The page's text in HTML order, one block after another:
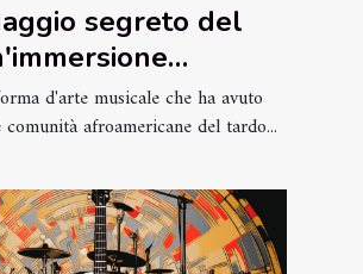
segreto del
d'arte musicale che ha avuto
afroamericane del tardo...